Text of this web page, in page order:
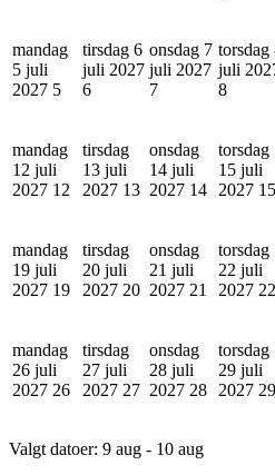
mandag
5 juli
2027 5
tirsdag 6
juli 2027
6
onsdag 7
juli 2027
7
torsdag
juli
8
mandag
12 juli
2027 12
tirsdag
13 juli
2027 13
onsdag
14 juli
2027 14
torsdag
15 juli
2027 15
mandag
19 juli
2027 19
tirsdag
20 juli
2027 20
onsdag
21 juli
2027 21
torsdag
22 juli
2027 22
mandag
26 juli
2027 26
tirsdag
27 juli
2027 27
onsdag
28 juli
2027 28
torsdag
29 juli
2027 29
Valgt datoer: 9 aug - 10 aug